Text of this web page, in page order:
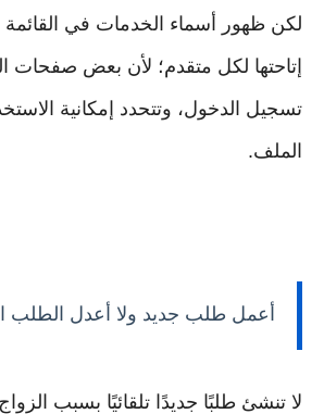
لكن ظهور أسماء الخدمات في القائمة
إتاحتها لكل متقدم؛ لأن بعض صفحات
تسجيل الدخول، وتتحدد إمكانية
الملف.
أعمل طلب جديد ولا أعدل الطلب
لا تنشئ طلبًا جديدًا تلقائيًا بسبب